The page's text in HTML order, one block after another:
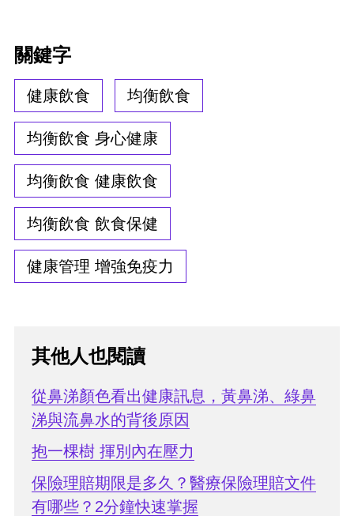
關鍵字
健康飲食 均衡飲食
均衡飲食 身心健康
均衡飲食 健康飲食
均衡飲食 飲食保健
健康管理 增強免疫力
其他人也閱讀
從鼻涕顏色看出健康訊息，黃鼻涕、綠鼻
涕與流鼻水的背後原因
抱一棵樹 揮別內在壓力
保險理賠期限是多久？醫療保險理賠文件
有哪些？2分鐘快速掌握